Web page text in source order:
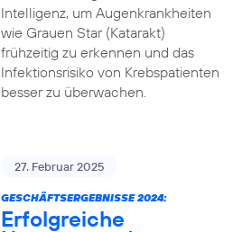
Intelligenz, um Augenkrankheiten
wie Grauen Star (Katarakt)
frühzeitig zu erkennen und das
Infektionsrisiko von Krebspatienten
besser zu überwachen.
27. Februar 2025
GESCHÄFTSERGEBNISSE 2024:
Erfolgreiche